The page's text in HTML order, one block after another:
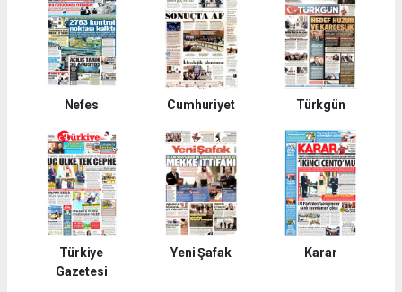
Nefes Cumhuriyet Türkgün
Türkiye
Gazetesi
Yeni Şafak Karar